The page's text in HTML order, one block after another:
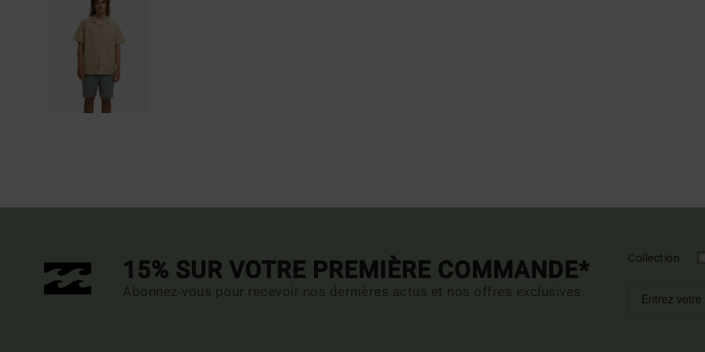
15% SUR VOTRE PREMIÈRE COMMANDE*
Abonnez-vous pour recevoir nos dernières actus et nos offres exclusives.
Collection